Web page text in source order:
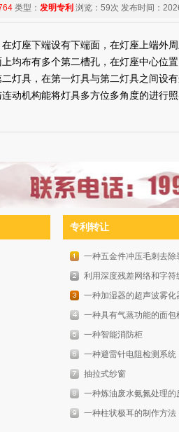
类型： 发明专利 浏览： 59次 发布时间：
灯座下端设有下端面，在灯座上端外
均布有多个第二槽孔，在灯座中心位
灯具，在第一灯具与第二灯具之间设
动机构能将灯具多方位多角度的进行
专利转让
一种五金件冲压毛刺去除
利用深度残差网络和字
一种加湿器的超声波雾化
一种具有气蒸功能的面包
一种智能消防柜
一种避雷针电阻检测系统
抽拉式纱窗
一种炼油废水氨氮处理
一种柱状极耳的制作方法